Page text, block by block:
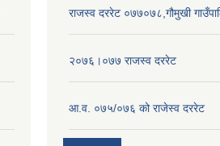
राजस्व दररेट ०७७०७८,गौमुखी
२०७६।०७७ राजस्व दररेट
आ.व. ०७५/०७६ को राजेस्व दररेट